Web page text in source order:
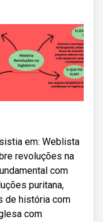
em: Weblista
revoluções na
com
puritana,
de história com
com